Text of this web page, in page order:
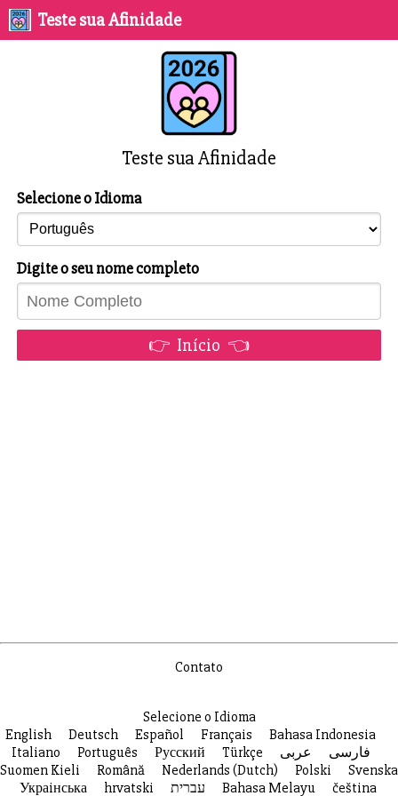
Teste sua Afinidade
Teste sua Afinidade
Selecione o Idioma
Digite o seu nome completo
👉 Início 👈
Contato
Selecione o Idioma
English
Deutsch Español Français
Bahasa Indonesia
Italiano
Português Русский Türkçe فارسی
عربى
Suomen Kieli
Română Nederlands (Dutch) Polski
Svenska
Украiнська
hrvatski עברית Bahasa Melayu čeština